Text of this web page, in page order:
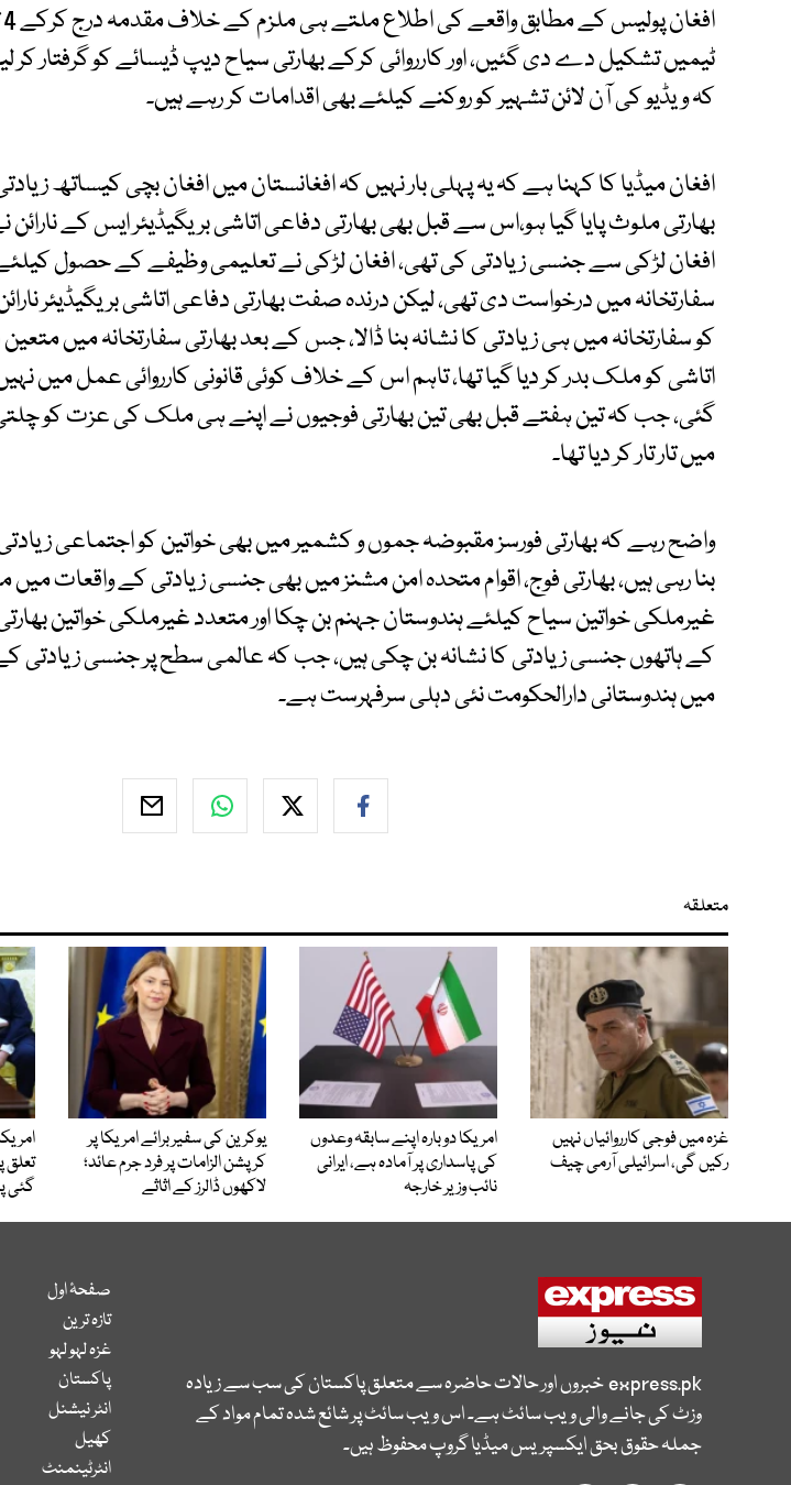
ٹیمیں تشکیل دے دی گئیں، اور کارروائی کرکے بھارتی سیاح دیپ ڈیسائے کو گرفتار کر
کہ ویڈیو کی آن لائن تشہیر کو روکنے کیلئے بھی اقدامات کر رہے ہیں۔
افغان میڈیا کا کہنا ہے کہ یہ پہلی بار نہیں کہ افغانستان میں افغان بچی کیساتھ
بھارتی ملوث پایا گیا ہو،اس سے قبل بھی بھارتی دفاعی اتاشی بریگیڈیئر ایس کے نارائن
افغان لڑکی سے جنسی زیادتی کی تھی، افغان لڑکی نے تعلیمی وظیفے کے حصول
سفارتخانہ میں درخواست دی تھی، لیکن درندہ صفت بھارتی دفاعی اتاشی بریگیڈیئر
کو سفارتخانہ میں ہی زیادتی کا نشانہ بنا ڈالا، جس کے بعد بھارتی سفارتخانہ میں
اتاشی کو ملک بدر کر دیا گیا تھا، تاہم اس کے خلاف کوئی قانونی کارروائی عمل میں
گئی، جب کہ تین ہفتے قبل بھی تین بھارتی فوجیوں نے اپنے ہی ملک کی عزت کو
میں تار تار کر دیا تھا۔
واضح رہے کہ بھارتی فورسز مقبوضہ جموں و کشمیر میں بھی خواتین کو اجتماعی
بنا رہی ہیں، بھارتی فوج، اقوام متحدہ امن مشنز میں بھی جنسی زیادتی کے واقعات میں
غیرملکی خواتین سیاح کیلئے ہندوستان جہنم بن چکا اور متعدد غیرملکی خواتین
کے ہاتھوں جنسی زیادتی کا نشانہ بن چکی ہیں، جب کہ عالمی سطح پر جنسی زیادتی
میں ہندوستانی دارالحکومت نئی دہلی سرفہرست ہے۔
متعلقہ
غزہ میں فوجی کارروائیاں نہیں
رکیں گی، اسرائیلی آرمی چیف
امریکا دوبارہ اپنے سابقہ وعدوں
کی پاسداری پر آمادہ ہے، ایرانی
نائب وزیر خارجہ
یوکرین کی سفیر برائے امریکا پر
کرپشن الزامات پر فرد جرم عائد؛
لاکھوں ڈالرز کے اثاثے
تعلق
گئی
express.pkخبروں اور حالات حاضرہ سے متعلق پاکستان کی سب سے زیادہ
وزٹ کی جانے والی ویب سائٹ ہے۔ اس ویب سائٹ پر شائع شدہ تمام مواد کے
جملہ حقوق بحق ایکسپریس میڈیا گروپ محفوظ ہیں۔
صفحۂ اول
تازہ ترین
غزہ لہو لہو
پاکستان
انٹر نیشنل
کھیل
انٹرٹینمنٹ